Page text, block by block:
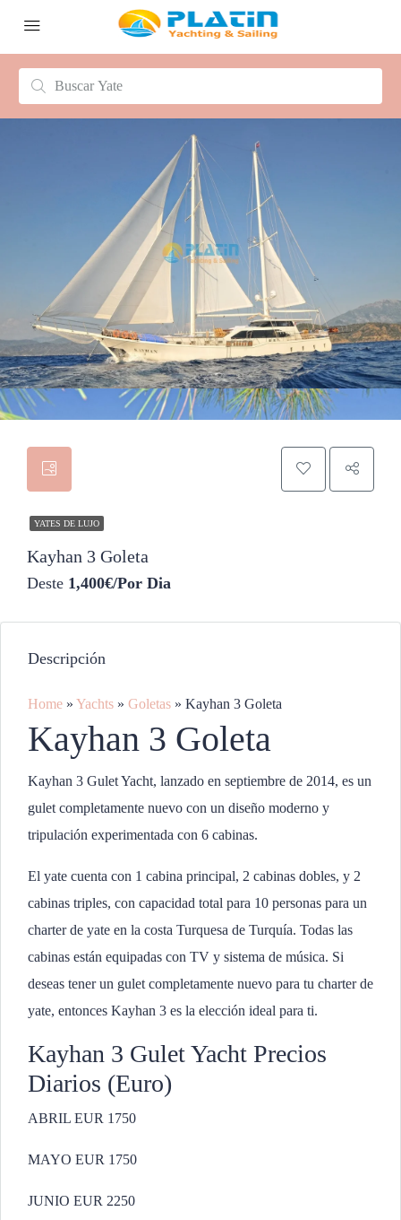
YATES DE LUJO
Kayhan 3 Goleta
Deste 1,400€/Por Dia
Descripción
Home » Yachts » Goletas » Kayhan 3 Goleta
Kayhan 3 Goleta
Kayhan 3 Gulet Yacht, lanzado en septiembre de 2014, es un
gulet completamente nuevo con un diseño moderno y
tripulación experimentada con 6 cabinas.
El yate cuenta con 1 cabina principal, 2 cabinas dobles, y 2
cabinas triples, con capacidad total para 10 personas para un
charter de yate en la costa Turquesa de Turquía. Todas las
cabinas están equipadas con TV y sistema de música. Si
deseas tener un gulet completamente nuevo para tu charter de
yate, entonces Kayhan 3 es la elección ideal para ti.
Kayhan 3 Gulet Yacht Precios
Diarios (Euro)
ABRIL EUR 1750
MAYO EUR 1750
JUNIO EUR 2250